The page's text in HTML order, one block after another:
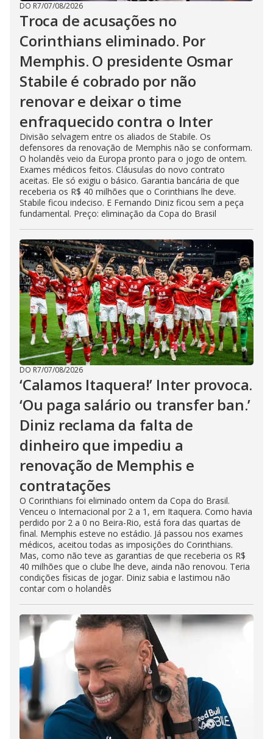
DO R7/07/08/2026
Troca de acusações no
Corinthians eliminado. Por
Memphis. O presidente Osmar
Stabile é cobrado por não
renovar e deixar o time
enfraquecido contra o Inter
Divisão selvagem entre os aliados de Stabile. Os
defensores da renovação de Memphis não se conformam.
O holandês veio da Europa pronto para o jogo de ontem.
Exames médicos feitos. Cláusulas do novo contrato
aceitas. Ele só exigiu o básico. Garantia bancária de que
receberia os R$ 40 milhões que o Corinthians lhe deve.
Stabile ficou indeciso. E Fernando Diniz ficou sem a peça
fundamental. Preço: eliminação da Copa do Brasil
DO R7/07/08/2026
‘Calamos Itaquera!’ Inter provoca.
‘Ou paga salário ou transfer ban.’
Diniz reclama da falta de
dinheiro que impediu a
renovação de Memphis e
contratações
O Corinthians foi eliminado ontem da Copa do Brasil.
Venceu o Internacional por 2 a 1, em Itaquera. Como havia
perdido por 2 a 0 no Beira-Rio, está fora das quartas de
final. Memphis esteve no estádio. Já passou nos exames
médicos, aceitou todas as imposições do Corinthians.
Mas, como não teve as garantias de que receberia os R$
40 milhões que o clube lhe deve, ainda não renovou. Teria
condições físicas de jogar. Diniz sabia e lastimou não
contar com o holandês